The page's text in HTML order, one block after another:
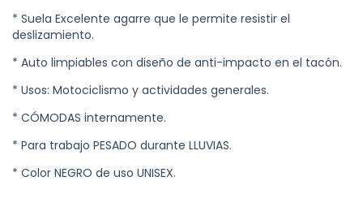
* Suela Excelente agarre que le permite resistir el
deslizamiento.
* Auto limpiables con diseño de anti-impacto en el tacón.
* Usos: Motociclismo y actividades generales.
* CÓMODAS internamente.
* Para trabajo PESADO durante LLUVIAS.
* Color NEGRO de uso UNISEX.